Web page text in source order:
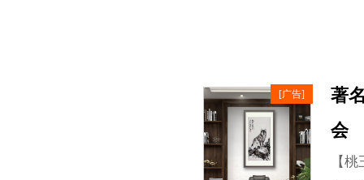
[广告]
著
会
【